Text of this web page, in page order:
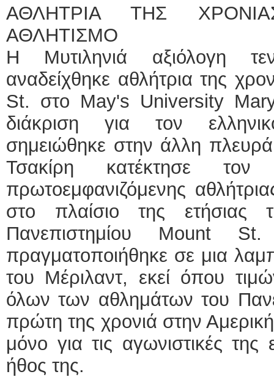
ΑΘΛΗΤΡΙΑ ΤΗΣ
ΑΘΛΗΤΙΣΜΟ
Η Μυτιληνιά αξιόλογη
αναδείχθηκε αθλήτρια της
St. στο May's University
διάκριση για τον
σημειώθηκε στην άλλη
Τσακίρη κατέκτησε τον
πρωτοεμφανιζόμενης
στο πλαίσιο της ετήσιας
Πανεπιστημίου Mount
πραγματοποιήθηκε σε μια
του Μέριλαντ, εκεί όπου
όλων των αθλημάτων του
πρώτη της χρονιά στην
μόνο για τις αγωνιστικές της
ήθος της.